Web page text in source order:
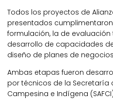
Todos los proyectos de
presentados
formulación, la de
desarrollo de capacidades
diseño de planes de
Ambas etapas fueron
por técnicos de la Secretaría
Campesina e Indígena